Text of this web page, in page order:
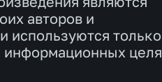
авторов и
используются
информационных